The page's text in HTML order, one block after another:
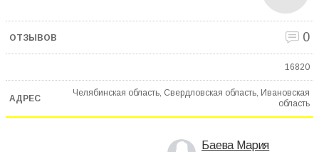
0
16820
Челябинская область, Свердловская область, Ивановская
область
Баева Мария